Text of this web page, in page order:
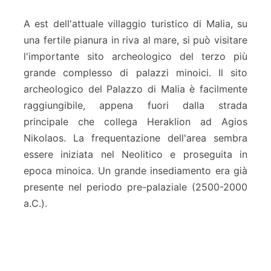
e
s
s
o
d
i
l
a
z
z
m
A est dell'attuale villaggio turistico di Malia, su
una fertile pianura in riva al mare, si può visitare
l'importante sito archeologico del terzo più
grande complesso di palazzi minoici. Il sito
archeologico del Palazzo di Malia è facilmente
raggiungibile, appena fuori dalla strada
principale che collega Heraklion ad Agios
Nikolaos. La frequentazione dell'area sembra
essere iniziata nel Neolitico e proseguita in
epoca minoica. Un grande insediamento era già
presente nel periodo pre-palaziale (2500-2000
a.C.).